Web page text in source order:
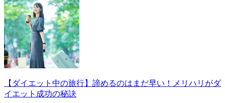
【ダイエット中の旅行】諦めるのはまだ早い！メリハリがダ
イエット成功の秘訣